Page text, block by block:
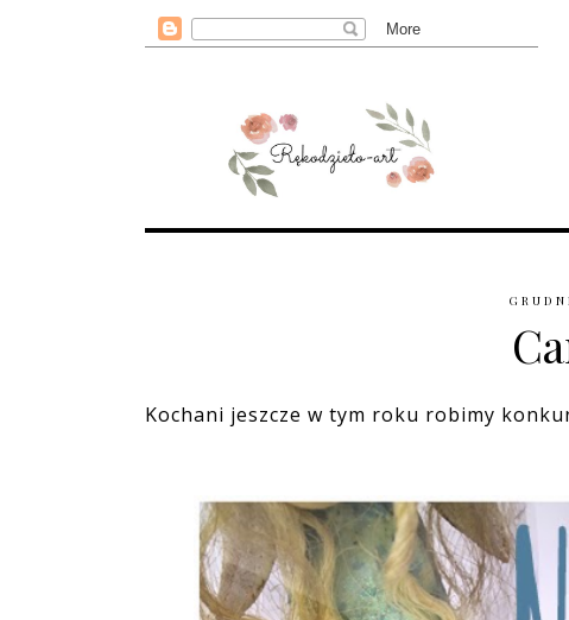
Kochani jeszcze w tym roku robimy